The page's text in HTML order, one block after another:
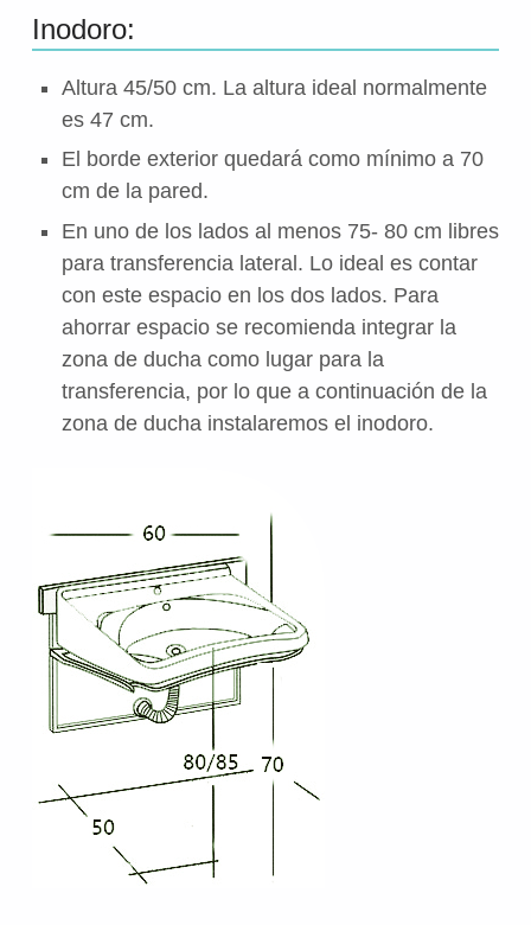
Inodoro:
Altura 45/50 cm. La altura ideal normalmente
es 47 cm.
El borde exterior quedará como mínimo a 70
cm de la pared.
En uno de los lados al menos 75- 80 cm libres
para transferencia lateral. Lo ideal es contar
con este espacio en los dos lados. Para
ahorrar espacio se recomienda integrar la
zona de ducha como lugar para la
transferencia, por lo que a continuación de la
zona de ducha instalaremos el inodoro.